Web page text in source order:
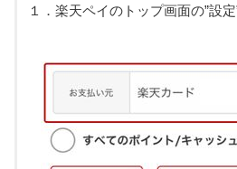
１．楽天ペイのトップ画面の”設